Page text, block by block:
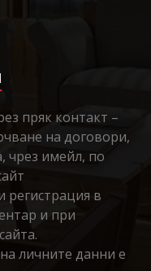
пряк контакт –
на договори,
чрез имейл, по
регистрация в
и при
личните данни е